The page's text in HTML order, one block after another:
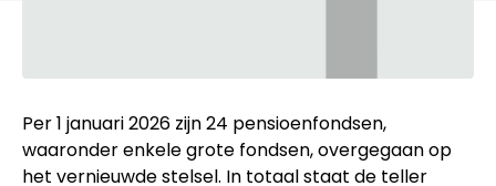
Per 1 januari 2026 zijn 24 pensioenfondsen,
waaronder enkele grote fondsen, overgegaan op
het vernieuwde stelsel. In totaal staat de teller